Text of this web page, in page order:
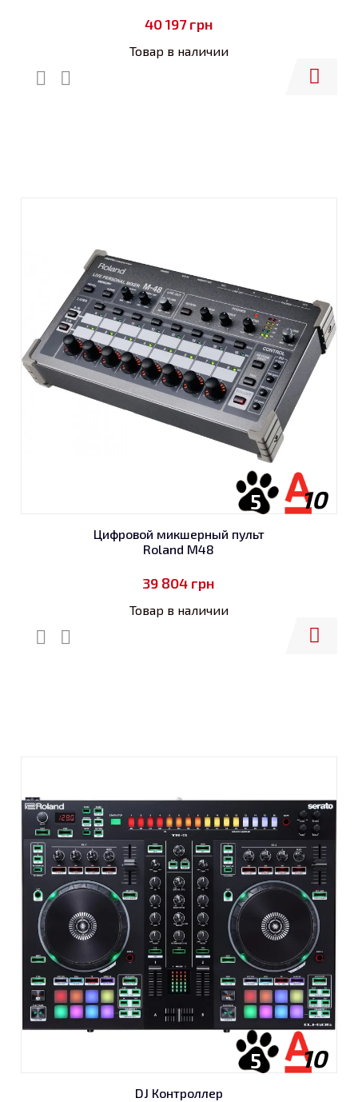
40 197грн
Товар в наличии
10
5
Цифровой микшерный пульт
Roland M48
39 804 грн
Товар в наличии
10
5
DJ Контроллер